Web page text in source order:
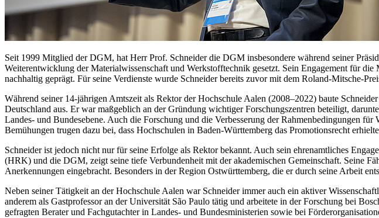
Seit 1999 Mitglied der DGM, hat Herr Prof. Schneider die DGM insbesondere während seiner
Weiterentwicklung der Materialwissenschaft und Werkstofftechnik gesetzt. Sein Engagement für
nachhaltig geprägt. Für seine Verdienste wurde Schneider bereits zuvor mit dem Roland-Mitsche-
Während seiner 14-jährigen Amtszeit als Rektor der Hochschule Aalen (2008–2022) baute
Deutschland aus. Er war maßgeblich an der Gründung wichtiger Forschungszentren beteiligt,
Landes- und Bundesebene. Auch die Forschung und die Verbesserung der Rahmenbedingungen
Bemühungen trugen dazu bei, dass Hochschulen in Baden-Württemberg das Promotionsrecht
Schneider ist jedoch nicht nur für seine Erfolge als Rektor bekannt. Auch sein ehrenamtliches
(HRK) und die DGM, zeigt seine tiefe Verbundenheit mit der akademischen Gemeinschaft. Seine
Anerkennungen eingebracht. Besonders in der Region Ostwürttemberg, die er durch seine Arbeit
Neben seiner Tätigkeit an der Hochschule Aalen war Schneider immer auch ein aktiver
anderem als Gastprofessor an der Universität São Paulo tätig und arbeitete in der Forschung bei
gefragten Berater und Fachgutachter in Landes- und Bundesministerien sowie bei